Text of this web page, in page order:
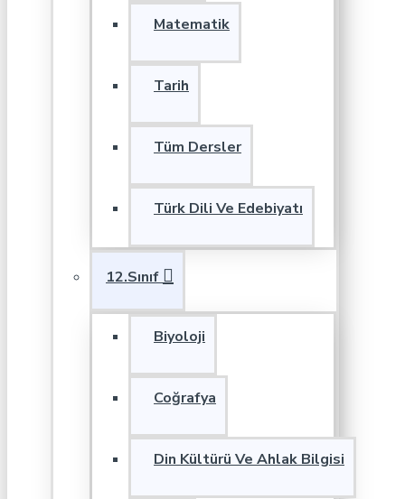
Matematik
Tarih
Tüm Dersler
Türk Dili Ve Edebiyatı
12.Sınıf
Biyoloji
Coğrafya
Din Kültürü Ve Ahlak Bilgisi